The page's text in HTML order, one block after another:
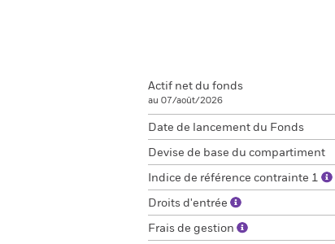
Actif net du fonds
au 07/août/2026
Date de lancement du Fonds
Devise de base du compartiment
Indice de référence contrainte 1
Droits d'entrée
Frais de gestion